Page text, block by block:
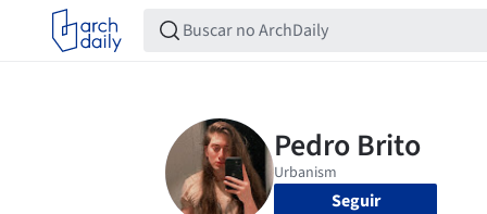
Seguir